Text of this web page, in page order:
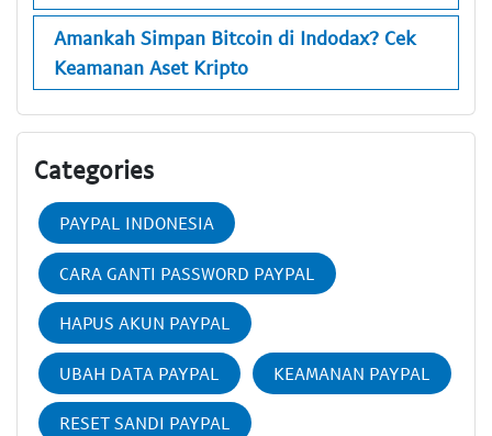
Amankah Simpan Bitcoin di Indodax? Cek
Keamanan Aset Kripto
Categories
PAYPAL INDONESIA
CARA GANTI PASSWORD PAYPAL
HAPUS AKUN PAYPAL
UBAH DATA PAYPAL KEAMANAN PAYPAL
RESET SANDI PAYPAL